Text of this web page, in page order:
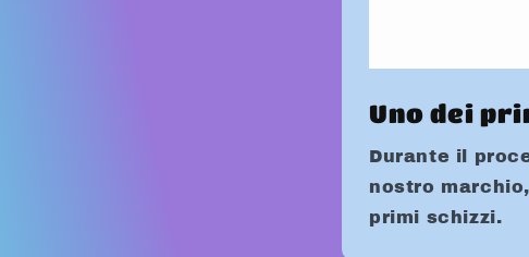
Uno dei
Durante il
nostro
primi schizzi.